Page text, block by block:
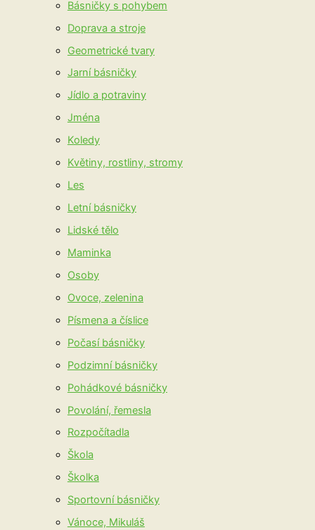
Básničky s pohybem
Doprava a stroje
Geometrické tvary
Jarní básničky
Jídlo a potraviny
Jména
Koledy
Květiny, rostliny, stromy
Les
Letní básničky
Lidské tělo
Maminka
Osoby
Ovoce, zelenina
Písmena a číslice
Počasí básničky
Podzimní básničky
Pohádkové básničky
Povolání, řemesla
Rozpočítadla
Škola
Školka
Sportovní básničky
Vánoce, Mikuláš